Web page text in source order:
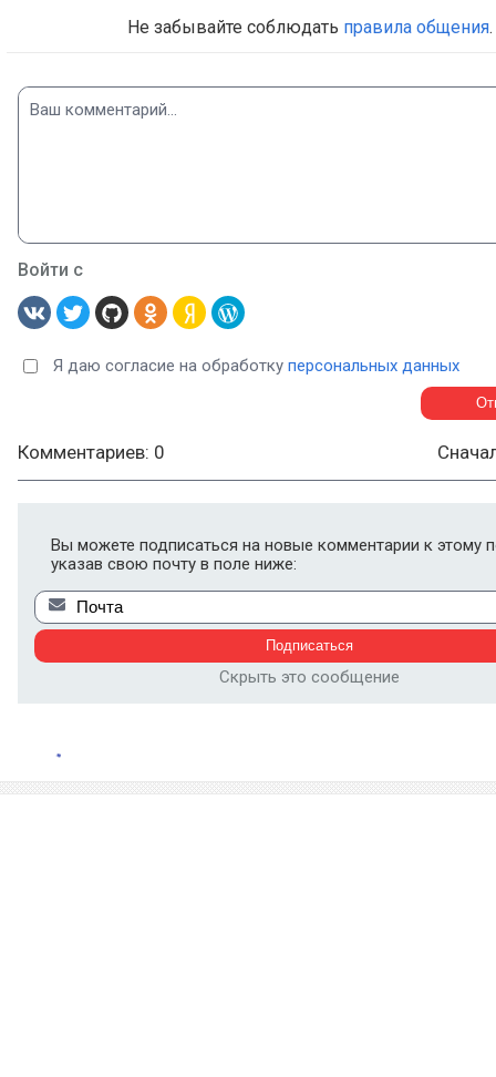
Не забывайте соблюдать правила общения.
Войти с
Я даю согласие на обработку персональных данных
Комментариев: 0
Вы можете подписаться на новые комментарии к этому
указав свою почту в поле ниже:
Скрыть это сообщение